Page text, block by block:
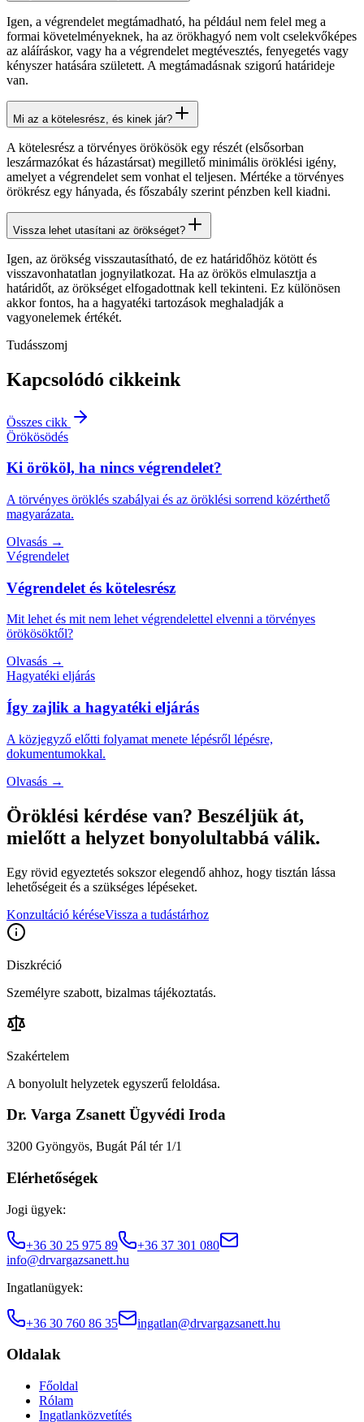
Igen, a végrendelet megtámadható, ha például nem felel meg a
formai követelményeknek, ha az örökhagyó nem volt cselekvőképes
az aláíráskor, vagy ha a végrendelet megtévesztés, fenyegetés vagy
kényszer hatására született. A megtámadásnak szigorú határideje
van.
Mi az a kötelesrész, és kinek jár?
A kötelesrész a törvényes örökösök egy részét (elsősorban
leszármazókat és házastársat) megillető minimális öröklési igény,
amelyet a végrendelet sem vonhat el teljesen. Mértéke a törvényes
örökrész egy hányada, és főszabály szerint pénzben kell kiadni.
Vissza lehet utasítani az örökséget?
Igen, az örökség visszautasítható, de ez határidőhöz kötött és
visszavonhatatlan jognyilatkozat. Ha az örökös elmulasztja a
határidőt, az örökséget elfogadottnak kell tekinteni. Ez különösen
akkor fontos, ha a hagyatéki tartozások meghaladják a
vagyonelemek értékét.
Tudásszomj
Kapcsolódó cikkeink
Összes cikk
Örökösödés
Ki örököl, ha nincs végrendelet?
A törvényes öröklés szabályai és az öröklési sorrend közérthető
magyarázata.
Olvasás →
Végrendelet
Végrendelet és kötelesrész
Mit lehet és mit nem lehet végrendelettel elvenni a törvényes
örökösöktől?
Olvasás →
Hagyatéki eljárás
Így zajlik a hagyatéki eljárás
A közjegyző előtti folyamat menete lépésről lépésre,
dokumentumokkal.
Olvasás →
Öröklési kérdése van? Beszéljük át,
mielőtt a helyzet bonyolultabbá válik.
Egy rövid egyeztetés sokszor elegendő ahhoz, hogy tisztán lássa
lehetőségeit és a szükséges lépéseket.
Konzultáció kéréseVissza a tudástárhoz
Diszkréció
Személyre szabott, bizalmas tájékoztatás.
Szakértelem
A bonyolult helyzetek egyszerű feloldása.
Dr. Varga Zsanett Ügyvédi Iroda
3200 Gyöngyös, Bugát Pál tér 1/1
Elérhetőségek
Jogi ügyek:
+36 30 25 975 89
+36 37 301 080
info@drvargazsanett.hu
Ingatlanügyek:
+36 30 760 86 35 ingatlan@drvargazsanett.hu
Oldalak
Főoldal
Rólam
Ingatlanközvetítés